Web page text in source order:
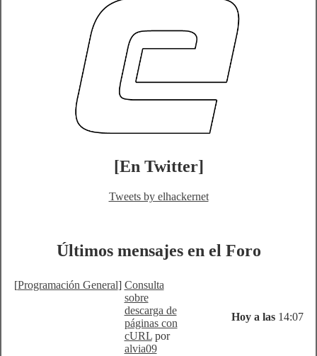
[En Twitter]
Tweets by elhackernet
Últimos mensajes en el Foro
[Programación General] Consulta
sobre
descarga de
páginas con
cURLpor
alvia09
Hoy a las14:07